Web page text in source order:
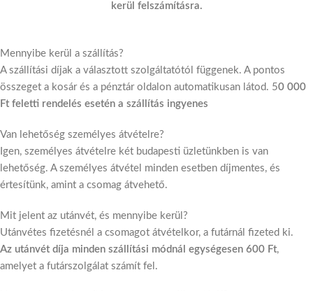
kerül felszámításra.
Mennyibe kerül a szállítás?
A szállítási díjak a választott szolgáltatótól függenek. A pontos
összeget a kosár és a pénztár oldalon automatikusan látod. 50 000
Ft feletti rendelés esetén a szállítás ingyenes
Van lehetőség személyes átvételre?
Igen, személyes átvételre két budapesti üzletünkben is van
lehetőség. A személyes átvétel minden esetben díjmentes, és
értesítünk, amint a csomag átvehető.
Mit jelent az utánvét, és mennyibe kerül?
Utánvétes fizetésnél a csomagot átvételkor, a futárnál fizeted ki.
Az utánvét díja minden szállítási módnál egységesen 600 Ft,
amelyet a futárszolgálat számít fel.